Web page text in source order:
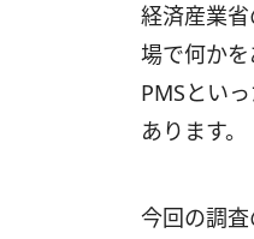
経済産業
場で何か
PMSとい
あります。
今回の調